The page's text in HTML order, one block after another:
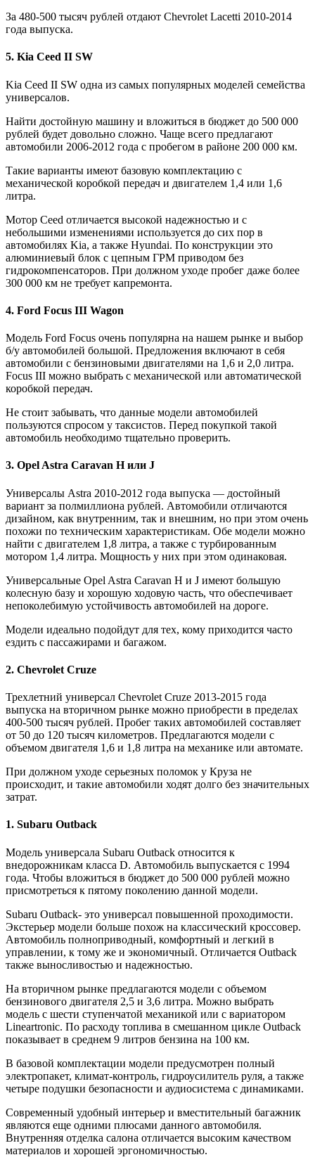
За 480-500 тысяч рублей отдают Chevrolet Lacetti 2010-2014
года выпуска.
5. Kia Ceed II SW
Kia Ceed II SW одна из самых популярных моделей семейства
универсалов.
Найти достойную машину и вложиться в бюджет до 500 000
рублей будет довольно сложно. Чаще всего предлагают
автомобили 2006-2012 года с пробегом в районе 200 000 км.
Такие варианты имеют базовую комплектацию с
механической коробкой передач и двигателем 1,4 или 1,6
литра.
Мотор Ceed отличается высокой надежностью и с
небольшими изменениями используется до сих пор в
автомобилях Kia, а также Hyundai. По конструкции это
алюминиевый блок с цепным ГРМ приводом без
гидрокомпенсаторов. При должном уходе пробег даже более
300 000 км не требует капремонта.
4. Ford Focus III Wagon
Модель Ford Focus очень популярна на нашем рынке и выбор
б/у автомобилей большой. Предложения включают в себя
автомобили с бензиновыми двигателями на 1,6 и 2,0 литра.
Focus III можно выбрать с механической или автоматической
коробкой передач.
Не стоит забывать, что данные модели автомобилей
пользуются спросом у таксистов. Перед покупкой такой
автомобиль необходимо тщательно проверить.
3. Opel Astra Caravan H или J
Универсалы Astra 2010-2012 года выпуска — достойный
вариант за полмиллиона рублей. Автомобили отличаются
дизайном, как внутренним, так и внешним, но при этом очень
похожи по техническим характеристикам. Обе модели можно
найти с двигателем 1,8 литра, а также с турбированным
мотором 1,4 литра. Мощность у них при этом одинаковая.
Универсальные Opel Astra Caravan H и J имеют большую
колесную базу и хорошую ходовую часть, что обеспечивает
непоколебимую устойчивость автомобилей на дороге.
Модели идеально подойдут для тех, кому приходится часто
ездить с пассажирами и багажом.
2. Chevrolet Cruze
Трехлетний универсал Chevrolet Cruze 2013-2015 года
выпуска на вторичном рынке можно приобрести в пределах
400-500 тысяч рублей. Пробег таких автомобилей составляет
от 50 до 120 тысяч километров. Предлагаются модели с
объемом двигателя 1,6 и 1,8 литра на механике или автомате.
При должном уходе серьезных поломок у Круза не
происходит, и такие автомобили ходят долго без значительных
затрат.
1. Subaru Outback
Модель универсала Subaru Outback относится к
внедорожникам класса D. Автомобиль выпускается с 1994
года. Чтобы вложиться в бюджет до 500 000 рублей можно
присмотреться к пятому поколению данной модели.
Subaru Outback- это универсал повышенной проходимости.
Экстерьер модели больше похож на классический кроссовер.
Автомобиль полноприводный, комфортный и легкий в
управлении, к тому же и экономичный. Отличается Outback
также выносливостью и надежностью.
На вторичном рынке предлагаются модели с объемом
бензинового двигателя 2,5 и 3,6 литра. Можно выбрать
модель с шести ступенчатой механикой или с вариатором
Lineartronic. По расходу топлива в смешанном цикле Outback
показывает в среднем 9 литров бензина на 100 км.
В базовой комплектации модели предусмотрен полный
электропакет, климат-контроль, гидроусилитель руля, а также
четыре подушки безопасности и аудиосистема с динамиками.
Современный удобный интерьер и вместительный багажник
являются еще одними плюсами данного автомобиля.
Внутренняя отделка салона отличается высоким качеством
материалов и хорошей эргономичностью.